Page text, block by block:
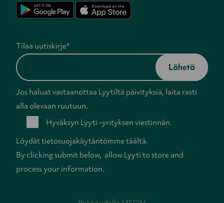
Tilaa uutiskirje*
Jos haluat vastaanottaa Lyytiltä päivityksiä, laita rasti
alla olevaan ruutuun.
Hyväksyn Lyyti -yrityksen viestinnän.
Löydät tietosuojakäytäntömme täältä.
By clicking submit below, allow Lyyti to store and
process your information.